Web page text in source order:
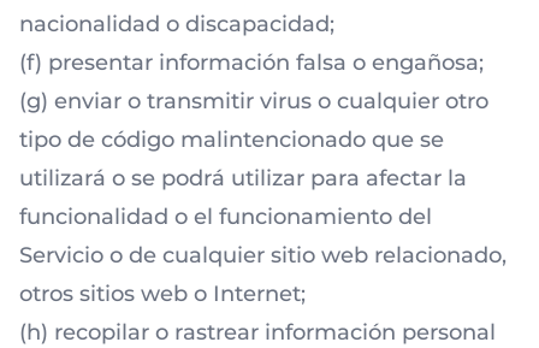
nacionalidad o discapacidad;
(f) presentar información falsa o engañosa;
(g) enviar o transmitir virus o cualquier otro
tipo de código malintencionado que se
utilizará o se podrá utilizar para afectar la
funcionalidad o el funcionamiento del
Servicio o de cualquier sitio web relacionado,
otros sitios web o Internet;
(h) recopilar o rastrear información personal